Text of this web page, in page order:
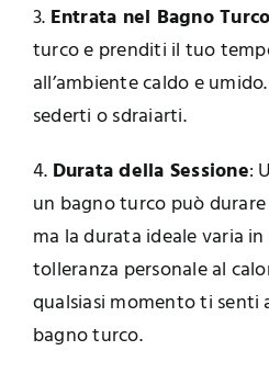
3. Entrata nel Bagno Turco
turco e prenditi il tuo
all’ambiente caldo e
sederti o sdraiarti.
4. Durata della Sessione:
un bagno turco può
ma la durata ideale varia
tolleranza personale al
qualsiasi momento ti senti
bagno turco.